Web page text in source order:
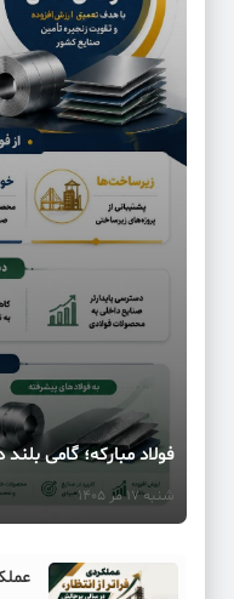
فولاد مبارکه؛ گامی
شنبه 17 مر 1405